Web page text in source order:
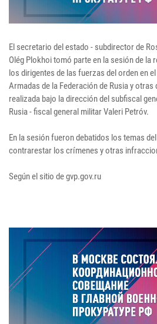
El secretario del estado - subdirector de
Olég Plokhoi tomó parte en la sesión de la
los dirigentes de las fuerzas del orden en
Armadas de la Federación de Rusia y
realizada bajo la dirección del subfiscal
Rusia - fiscal general militar Valeri Petróv.
En la sesión fueron debatidos los temas
contrarestar los crímenes y otras
Según el sitio de gvp.gov.ru